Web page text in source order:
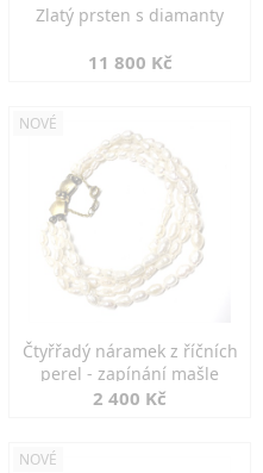
Zlatý prsten s diamanty
11 800 Kč
NOVÉ
Čtyřřadý náramek z říčních
perel - zapínání mašle
2 400 Kč
NOVÉ